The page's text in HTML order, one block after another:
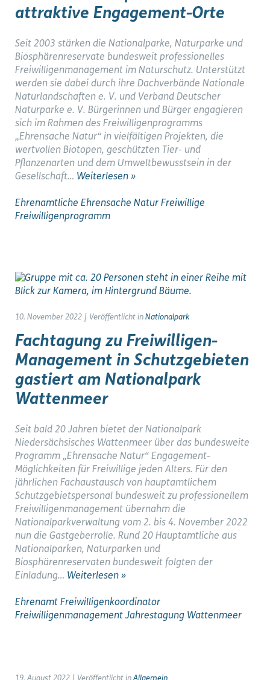
attraktive Engagement-Orte
Seit 2003 stärken die Nationalparke, Naturparke und
Biosphärenreservate bundesweit professionelles
Freiwilligenmanagement im Naturschutz. Unterstützt
werden sie dabei durch ihre Dachverbände Nationale
Naturlandschaften e. V. und Verband Deutscher
Naturparke e. V. Bürgerinnen und Bürger engagieren
sich im Rahmen des Freiwilligenprogramms
„Ehrensache Natur“ in vielfältigen Projekten, die
wertvollen Biotopen, geschützten Tier- und
Pflanzenarten und dem Umweltbewusstsein in der
Gesellschaft… Weiterlesen »
Ehrenamtliche Ehrensache Natur Freiwillige
Freiwilligenprogramm
10. November 2022 | Veröffentlicht in Nationalpark
Fachtagung zu Freiwilligen-
Management in Schutzgebieten
gastiert am Nationalpark
Wattenmeer
Seit bald 20 Jahren bietet der Nationalpark
Niedersächsisches Wattenmeer über das bundesweite
Programm „Ehrensache Natur“ Engagement-
Möglichkeiten für Freiwillige jeden Alters. Für den
jährlichen Fachaustausch von hauptamtlichem
Schutzgebietspersonal bundesweit zu professionellem
Freiwilligenmanagement übernahm die
Nationalparkverwaltung vom 2. bis 4. November 2022
nun die Gastgeberrolle. Rund 20 Hauptamtliche aus
Nationalparken, Naturparken und
Biosphärenreservaten bundesweit folgten der
Einladung… Weiterlesen »
Ehrenamt Freiwilligenkoordinator
Freiwilligenmanagement Jahrestagung Wattenmeer